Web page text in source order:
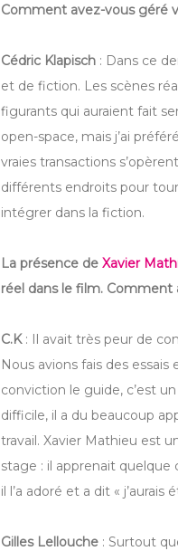
Comment avez-vous géré
Cédric Klapisch : Dans ce
et de fiction. Les scènes
figurants qui auraient fait
open-space, mais j’ai
vraies transactions
différents endroits pour
intégrer dans la fiction.
La présence de Xavier
réel dans le film.
C.K : Il avait très peur de
Nous avions fais des
conviction le guide, c’est
difficile, il a du beaucoup
travail. Xavier Mathieu est
stage : il apprenait quelque
il l’a adoré et a dit «
Gilles Lellouche : Surtout